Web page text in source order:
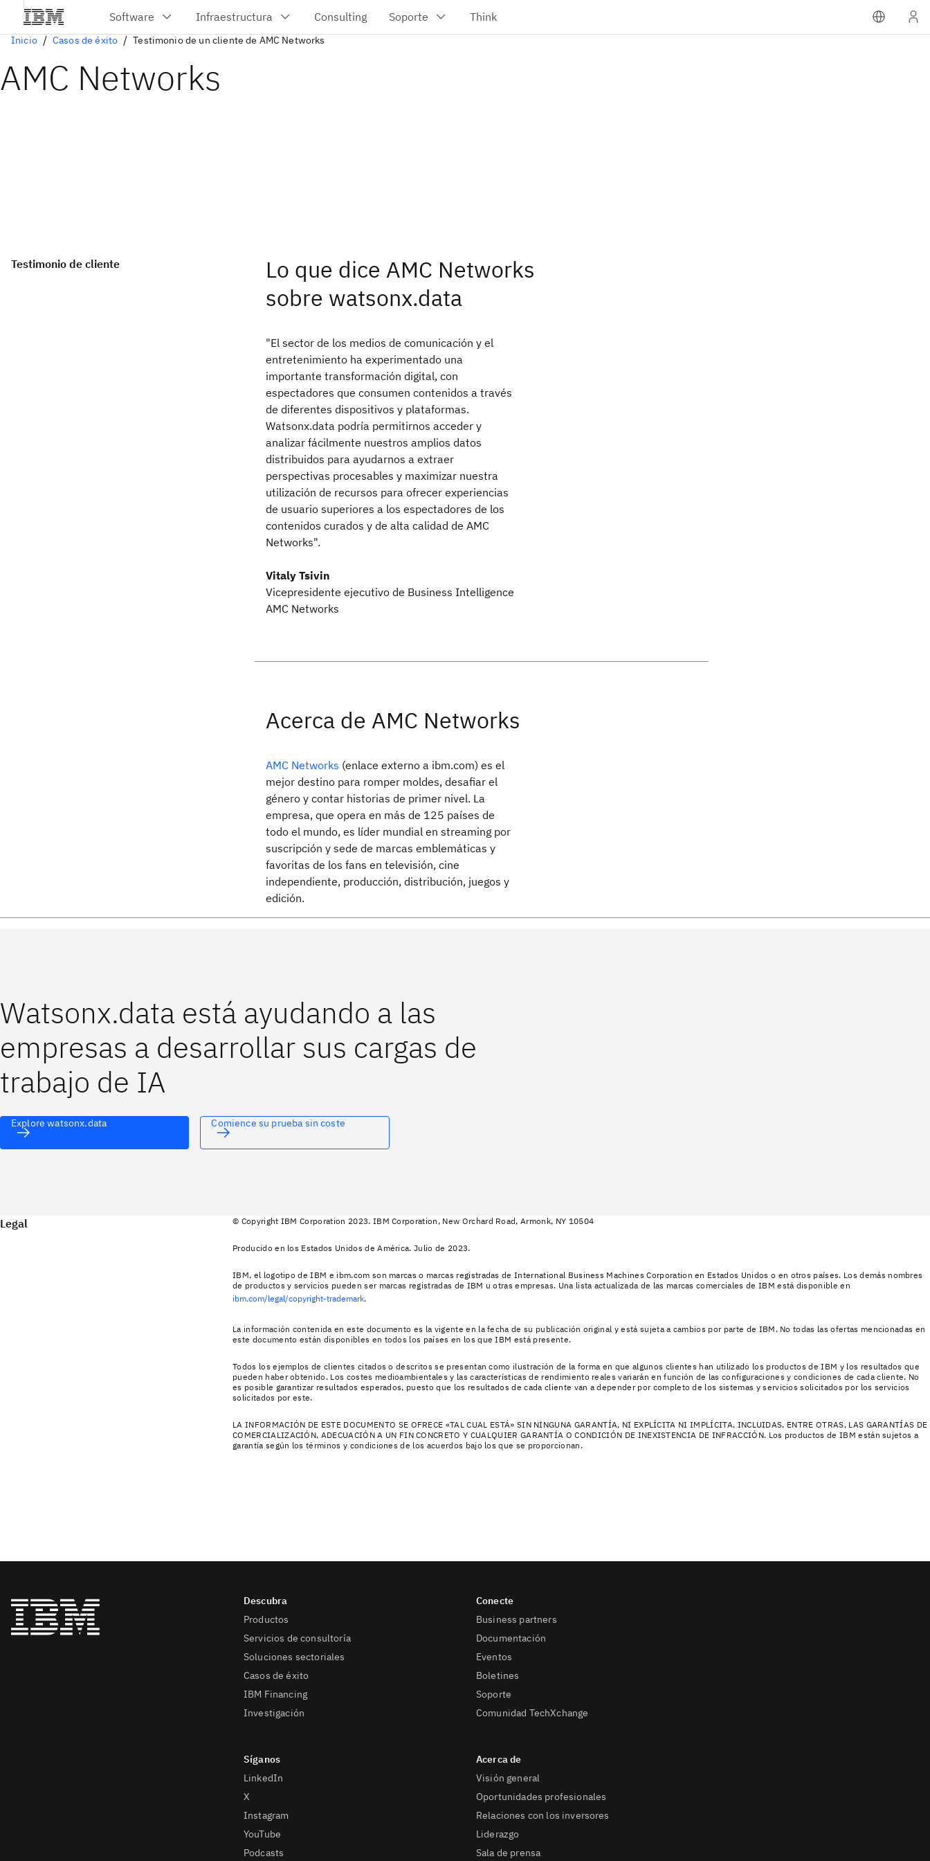
Inicio Casos de éxito Testimonio de un cliente de AMC Networks
AMC Networks
Testimonio de cliente
Lo que dice AMC Networks
sobre watsonx.data
"El sector de los medios de comunicación y el
entretenimiento ha experimentado una
importante transformación digital, con
espectadores que consumen contenidos a través
de diferentes dispositivos y plataformas.
Watsonx.data podría permitirnos acceder y
analizar fácilmente nuestros amplios datos
distribuidos para ayudarnos a extraer
perspectivas procesables y maximizar nuestra
utilización de recursos para ofrecer experiencias
de usuario superiores a los espectadores de los
contenidos curados y de alta calidad de AMC
Networks".
Vitaly Tsivin
Vicepresidente ejecutivo de Business Intelligence
AMC Networks
Acerca de AMC Networks
AMC Networks (enlace externo a ibm.com) es el
mejor destino para romper moldes, desafiar el
género y contar historias de primer nivel. La
empresa, que opera en más de 125 países de
todo el mundo, es líder mundial en streaming por
suscripción y sede de marcas emblemáticas y
favoritas de los fans en televisión, cine
independiente, producción, distribución, juegos y
edición.
Watsonx.data está ayudando a las
empresas a desarrollar sus cargas de
trabajo de IA
Explore watsonx.data Comience su prueba sin coste
Legal © Copyright IBM Corporation 2023. IBM Corporation, New Orchard Road, Armonk, NY 10504
Producido en los Estados Unidos de América. Julio de 2023.
IBM, el logotipo de IBM e ibm.com son marcas o marcas registradas de International Business Machines Corporation en Estados Unidos o en otros países. Los demás nombres
de productos y servicios pueden ser marcas registradas de IBM u otras empresas. Una lista actualizada de las marcas comerciales de IBM está disponible en
ibm.com/legal/copyright-trademark.
La información contenida en este documento es la vigente en la fecha de su publicación original y está sujeta a cambios por parte de IBM. No todas las ofertas mencionadas en
este documento están disponibles en todos los países en los que IBM está presente.
Todos los ejemplos de clientes citados o descritos se presentan como ilustración de la forma en que algunos clientes han utilizado los productos de IBM y los resultados que
pueden haber obtenido. Los costes medioambientales y las características de rendimiento reales variarán en función de las configuraciones y condiciones de cada cliente. No
es posible garantizar resultados esperados, puesto que los resultados de cada cliente van a depender por completo de los sistemas y servicios solicitados por los servicios
solicitados por este.
LA INFORMACIÓN DE ESTE DOCUMENTO SE OFRECE «TAL CUAL ESTÁ» SIN NINGUNA GARANTÍA, NI EXPLÍCITA NI IMPLÍCITA, INCLUIDAS, ENTRE OTRAS, LAS GARANTÍAS DE
COMERCIALIZACIÓN, ADECUACIÓN A UN FIN CONCRETO Y CUALQUIER GARANTÍA O CONDICIÓN DE INEXISTENCIA DE INFRACCIÓN. Los productos de IBM están sujetos a
garantía según los términos y condiciones de los acuerdos bajo los que se proporcionan.
Productos
Servicios de consultoría
Soluciones sectoriales
Casos de éxito
IBM Financing
Investigación
LinkedIn
X
Instagram
YouTube
Podcasts
Business partners
Documentación
Eventos
Boletines
Soporte
Comunidad TechXchange
Visión general
Oportunidades profesionales
Relaciones con los inversores
Liderazgo
Sala de prensa